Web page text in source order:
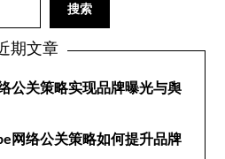
搜索
期文章
公关策略实现品牌曝光与舆
网络公关策略如何提升品牌